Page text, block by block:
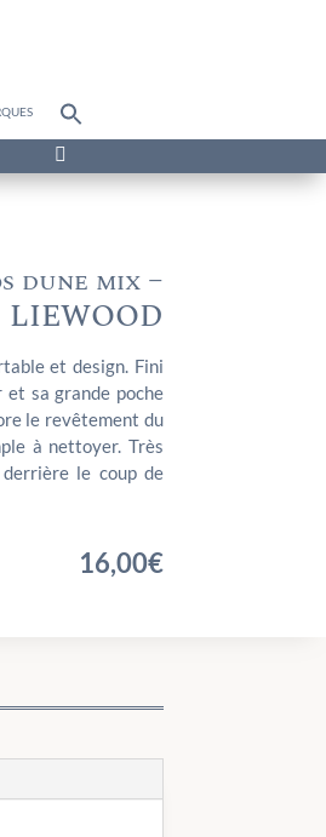
for:

dune mix –
LIEWOOD
et design. Fini
sa grande poche
le revêtement du
à nettoyer. Très
derrière le coup de
16,00€